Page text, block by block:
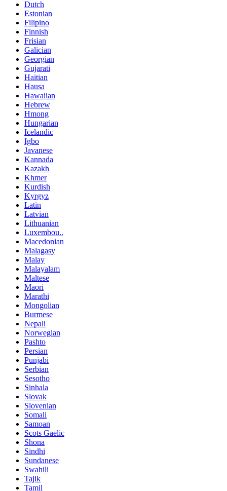
Dutch
Estonian
Filipino
Finnish
Frisian
Galician
Georgian
Gujarati
Haitian
Hausa
Hawaiian
Hebrew
Hmong
Hungarian
Icelandic
Igbo
Javanese
Kannada
Kazakh
Khmer
Kurdish
Kyrgyz
Latin
Latvian
Lithuanian
Luxembou..
Macedonian
Malagasy
Malay
Malayalam
Maltese
Maori
Marathi
Mongolian
Burmese
Nepali
Norwegian
Pashto
Persian
Punjabi
Serbian
Sesotho
Sinhala
Slovak
Slovenian
Somali
Samoan
Scots Gaelic
Shona
Sindhi
Sundanese
Swahili
Tajik
Tamil